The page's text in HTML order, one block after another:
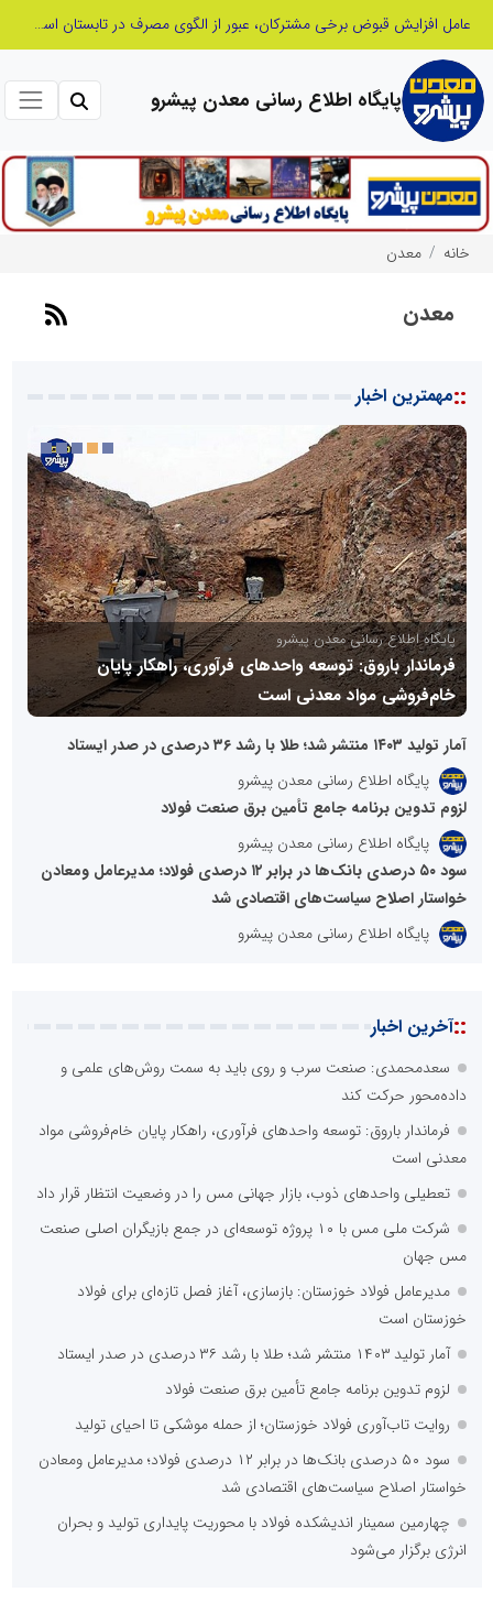
پنجمین مانور سراسری «صد شب، صد بازدید» به میزبانی منطقه برق چهاردانگه
پایگاه اطلاع رسانی معدن پیشرو
خانه معدن
معدن
::مهمترین اخبار
تعطیلی واحدهای ذوب، بازار جهانی مس را در وضعیت انتظار
قرار داد
پایگاه اطلاع رسانی معدن پیشرو
آمار تولید ۱۴۰۳ منتشر شد؛ طلا با رشد ۳۶ درصدی در صدر ایستاد
پایگاه اطلاع رسانی معدن پیشرو
لزوم تدوین برنامه جامع تأمین برق صنعت فولاد
پایگاه اطلاع رسانی معدن پیشرو
سود ۵۰ درصدی بانک‌ها در برابر ۱۲ درصدی فولاد؛ مدیرعامل ومعادن
خواستار اصلاح سیاست‌های اقتصادی شد
پایگاه اطلاع رسانی معدن پیشرو
::آخرین اخبار
سعدمحمدی: صنعت سرب و روی باید به سمت روش‌های علمی و
داده‌محور حرکت کند
فرماندار باروق: توسعه واحدهای فرآوری، راهکار پایان خام‌فروشی مواد
معدنی است
تعطیلی واحدهای ذوب، بازار جهانی مس را در وضعیت انتظار قرار داد
شرکت ملی مس با ۱۰ پروژه توسعه‌ای در جمع بازیگران اصلی صنعت
مس جهان
مدیرعامل فولاد خوزستان: بازسازی، آغاز فصل تازه‌ای برای فولاد
خوزستان است
آمار تولید ۱۴۰۳ منتشر شد؛ طلا با رشد ۳۶ درصدی در صدر ایستاد
لزوم تدوین برنامه جامع تأمین برق صنعت فولاد
روایت تاب‌آوری فولاد خوزستان؛ از حمله موشکی تا احیای تولید
سود ۵۰ درصدی بانک‌ها در برابر ۱۲ درصدی فولاد؛ مدیرعامل ومعادن
خواستار اصلاح سیاست‌های اقتصادی شد
چهارمین سمینار اندیشکده فولاد با محوریت پایداری تولید و بحران
انرژی برگزار می‌شود